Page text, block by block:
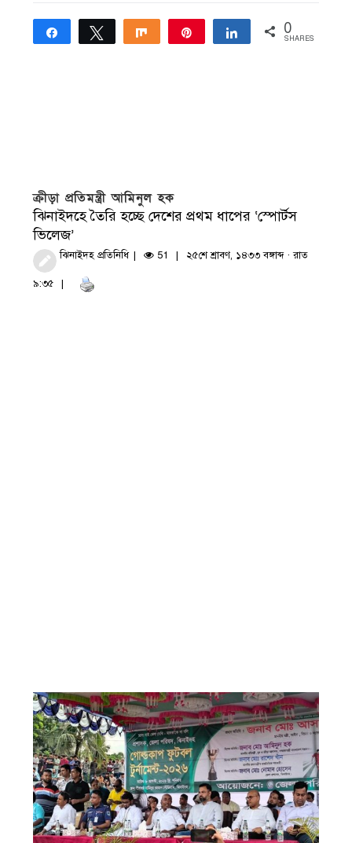
Share Tweet Share Share 0
SHARES
ক্রীড়া প্রতিমন্ত্রী আমিনুল হক
ঝিনাইদহে তৈরি হচ্ছে দেশের প্রথম ধাপের ‘স্পোর্টস
ভিলেজ’
ঝিনাইদহ প্রতিনিধি 51 ২৫শে শ্রাবণ, ১৪৩৩ বঙ্গাব্দ · রাত
৯:৩৫